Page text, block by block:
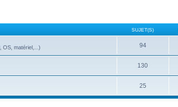
SUJET(S)
OS, matériel,...) 94
130
25